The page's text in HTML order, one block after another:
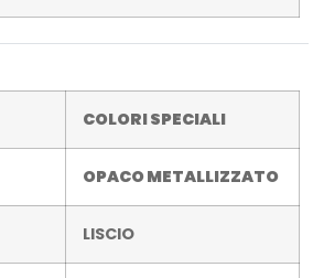
COLORI SPECIALI
OPACO METALLIZZATO
LISCIO